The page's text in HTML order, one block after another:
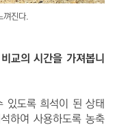
진다.
교의 시간을 가져봅니
있도록 희석이 된 상태
하여 사용하도록 농축